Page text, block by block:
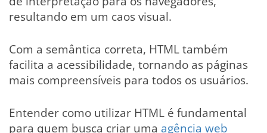
resultando em um caos visual.
Com a semântica correta, HTML também
facilita a acessibilidade, tornando as páginas
mais compreensíveis para todos os usuários.
Entender como utilizar HTML é fundamental
para quem busca criar uma agência web